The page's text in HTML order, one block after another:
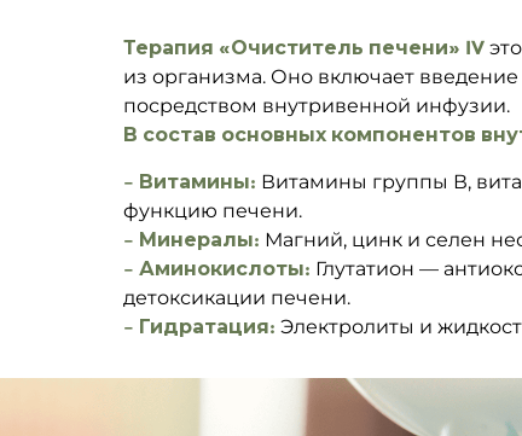
Терапия «Очиститель печени» IV
из организма. Оно включает
посредством внутривенной инфузии.
В состав основных компонентов
– Витамины: Витамины группы В,
функцию печени.
– Минералы: Магний, цинк и селен
– Аминокислоты: Глутатион —
детоксикации печени.
– Гидратация: Электролиты и